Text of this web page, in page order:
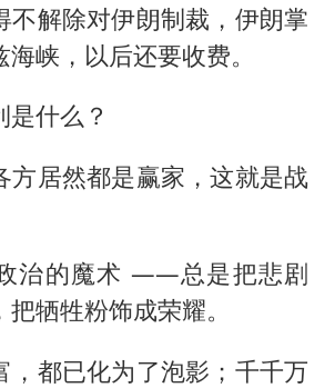
不解除对伊朗制裁，伊朗掌
峡，以后还要收费。
什么？
方居然都是赢家，这就是战
治的魔术 ——总是把悲剧
牺牲粉饰成荣耀。
，都已化为了泡影；千千万